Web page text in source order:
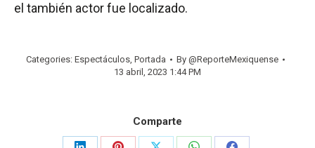
el también actor fue localizado.
Categories: Espectáculos, Portada By @ReporteMexiquense
13 abril, 2023 1:44 PM
Comparte